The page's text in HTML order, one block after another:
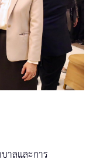
าลและการ